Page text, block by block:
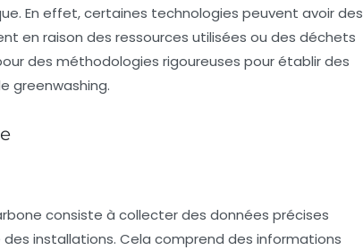
. En effet, certaines technologies peuvent avoir des
en raison des ressources utilisées ou des déchets
des méthodologies rigoureuses pour établir des
greenwashing.
consiste à collecter des données précises
installations. Cela comprend des informations